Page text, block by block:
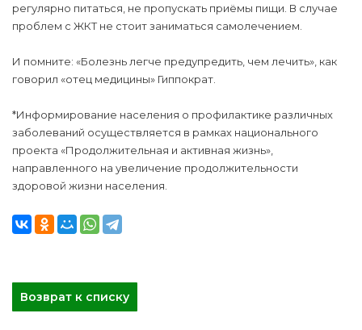
регулярно питаться, не пропускать приёмы пищи. В случае
проблем с ЖКТ не стоит заниматься самолечением.
И помните: «Болезнь легче предупредить, чем лечить», как
говорил «отец медицины» Гиппократ.
*Информирование населения о профилактике различных
заболеваний осуществляется в рамках национального
проекта «Продолжительная и активная жизнь»,
направленного на увеличение продолжительности
здоровой жизни населения.
Возврат к списку